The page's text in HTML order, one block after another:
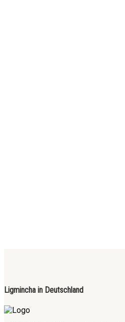
Ligmincha in Deutschland